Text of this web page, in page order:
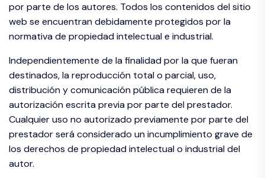
por parte de los autores. Todos los contenidos del sitio
web se encuentran debidamente protegidos por la
normativa de propiedad intelectual e industrial.
Independientemente de la finalidad por la que fueran
destinados, la reproducción total o parcial, uso,
distribución y comunicación pública requieren de la
autorización escrita previa por parte del prestador.
Cualquier uso no autorizado previamente por parte del
prestador será considerado un incumplimiento grave de
los derechos de propiedad intelectual o industrial del
autor.